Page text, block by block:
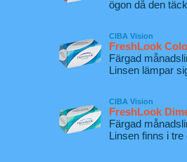
ögon då den
CIBA Vision
FreshLook
Färgad
Linsen lämpar
CIBA Vision
FreshLook
Färgad
Linsen finns i